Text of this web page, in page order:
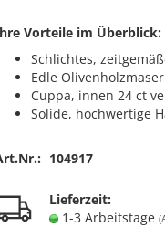
Vorteile im Überblick:
Schlichtes,
Edle
Cuppa, innen 24 ct
Solide, hochwertige
104917
Lieferzeit:
1-3 Arbeitstage